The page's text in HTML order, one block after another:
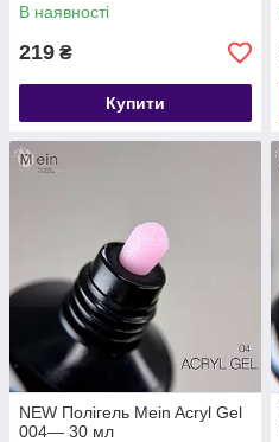
В наявності
219 ₴
Купити
NEW Полігель Mein Acryl Gel
004— 30 мл